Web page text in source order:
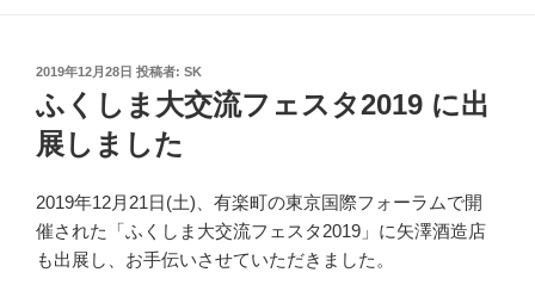
投
稿
日:
2019年12月28日 投稿者: SK
ふくしま大交流フェスタ2019 に出
展しました
2019年12月21日(土)、有楽町の東京国際フォーラムで開
催された「ふくしま大交流フェスタ2019」に矢澤酒造店
も出展し、お手伝いさせていただきました。